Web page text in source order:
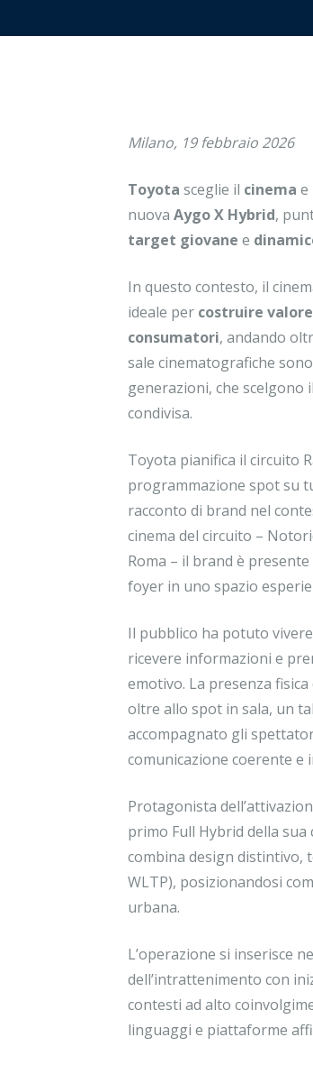
Milano, 19 febbraio 2026
Toyota sceglie il cinema e
nuova Aygo X Hybrid,
target giovane e
In questo contesto, il
ideale per costruire
consumatori, andando
sale cinematografiche
generazioni, che scelgono
condivisa.
Toyota pianifica il circuito
programmazione spot su
racconto di brand nel
cinema del circuito –
Roma – il brand è presente
foyer in uno spazio
Il pubblico ha potuto
ricevere informazioni e
emotivo. La presenza
oltre allo spot in sala, un
accompagnato gli
comunicazione coerente e
Protagonista
primo Full Hybrid della
combina design distintivo,
WLTP), posizionandosi
urbana.
L’operazione si inserisce
dell’intrattenimento con
contesti ad alto
linguaggi e piattaforme